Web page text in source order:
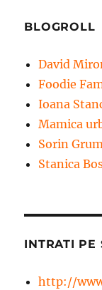
BLOGROLL
David
Foodie
Ioana
Mamica
Sorin
Stanica
INTRATI PE
http://